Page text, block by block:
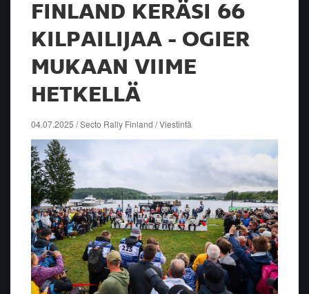
FINLAND KERÄSI 66
KILPAILIJAA - OGIER
MUKAAN VIIME
HETKELLÄ
04.07.2025 / Secto Rally Finland / Viestintä